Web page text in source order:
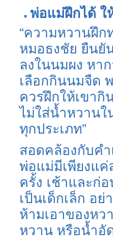
พ่อแม่ฝึกได้ ใ
“ความหวานฝึก
หมอธงชัย ยืนยั
ลงในนมผง หา
เลือกกินนมจืด
ควรฝึกให้เขากิ
ไม่ใส่น้ำหวานใ
ทุกประเภท”
สอดคล้องกับค
พ่อแม่มีเพียงแค่
ครั้ง เช้าและก่
เป็นเด็กเล็ก อ
ห้ามเอาของหว
หวาน หรือน้ำอั